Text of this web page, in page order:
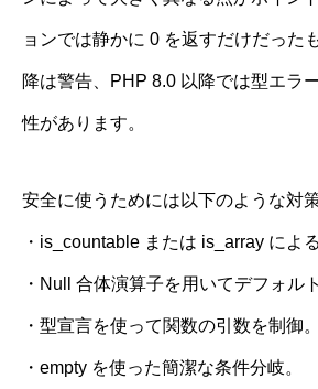
ョンでは静かに 0 を返すだけだった
降は警告、PHP 8.0 以降では型エラ
性があります。
安全に使うためには以下のような対
・is_countable または is_array によ
・Null 合体演算子を用いてデフォル
・型宣言を使って関数の引数を制御。
・empty を使った簡潔な条件分岐。